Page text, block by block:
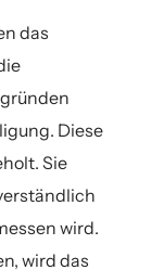
das
Diese
Sie
wird.
wird das